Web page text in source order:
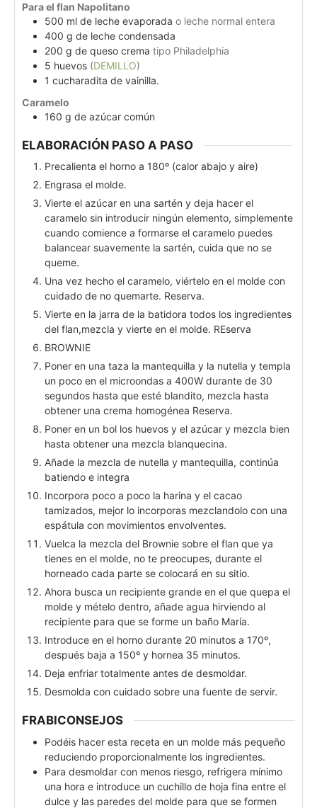
Para el flan Napolitano
500 ml de leche evaporada o leche normal entera
400 g de leche condensada
200 g de queso crema tipo Philadelphia
5 huevos (DEMILLO)
1 cucharadita de vainilla.
Caramelo
160 g de azúcar común
ELABORACIÓN PASO A PASO
Precalienta el horno a 180º (calor abajo y aire)
Engrasa el molde.
Vierte el azúcar en una sartén y deja hacer el
caramelo sin introducir ningún elemento, simplemente
cuando comience a formarse el caramelo puedes
balancear suavemente la sartén, cuida que no se
queme.
Una vez hecho el caramelo, viértelo en el molde con
cuidado de no quemarte. Reserva.
Vierte en la jarra de la batidora todos los ingredientes
del flan,mezcla y vierte en el molde. REserva
BROWNIE
Poner en una taza la mantequilla y la nutella y templa
un poco en el microondas a 400W durante de 30
segundos hasta que esté blandito, mezcla hasta
obtener una crema homogénea Reserva.
Poner en un bol los huevos y el azúcar y mezcla bien
hasta obtener una mezcla blanquecina.
Añade la mezcla de nutella y mantequilla, continúa
batiendo e integra
Incorpora poco a poco la harina y el cacao
tamizados, mejor lo incorporas mezclandolo con una
espátula con movimientos envolventes.
Vuelca la mezcla del Brownie sobre el flan que ya
tienes en el molde, no te preocupes, durante el
horneado cada parte se colocará en su sitio.
Ahora busca un recipiente grande en el que quepa el
molde y mételo dentro, añade agua hirviendo al
recipiente para que se forme un baño María.
Introduce en el horno durante 20 minutos a 170º,
después baja a 150º y hornea 35 minutos.
Deja enfriar totalmente antes de desmoldar.
Desmolda con cuidado sobre una fuente de servir.
FRABICONSEJOS
Podéis hacer esta receta en un molde más pequeño
reduciendo proporcionalmente los ingredientes.
Para desmoldar con menos riesgo, refrigera mínimo
una hora e introduce un cuchillo de hoja fina entre el
dulce y las paredes del molde para que se formen